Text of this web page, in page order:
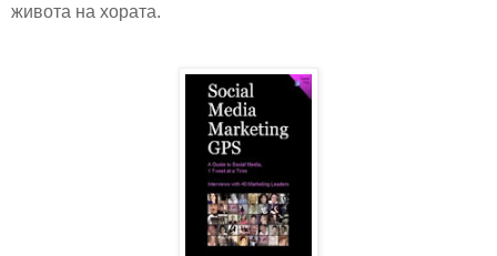
живота на хората.